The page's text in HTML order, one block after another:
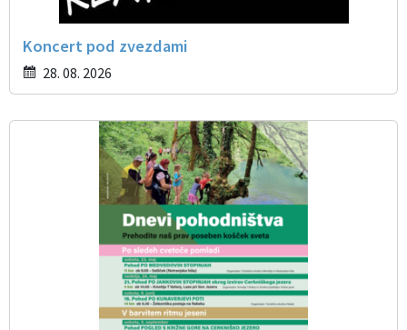
Koncert pod zvezdami
28. 08. 2026